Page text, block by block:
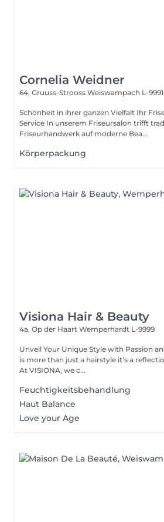
Cornelia Weidner
64, Gruuss-Strooss Weiswampach L-9991
Schönheit in ihrer ganzen Vielfalt Ihr Friseursalon mit Rundum-
Service In unserem Friseursalon trifft traditionelles
Friseurhandwerk auf moderne Bea...
Körperpackung
Visiona Hair & Beauty
4a, Op der Haart Wemperhardt L-9999
Unveil Your Unique Style with Passion and Elegance! Your hair
is more than just a hairstyle it's a reflection of your personality!
At VISIONA, we c...
Feuchtigkeitsbehandlung
Haut Balance
Love your Age